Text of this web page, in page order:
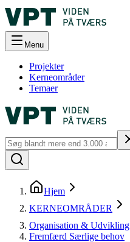
Menu
Projekter
Kerneområder
Temaer
Hjem
KERNEOMRÅDER
Organisation & Udvikling
Fremfærd Særlige behov